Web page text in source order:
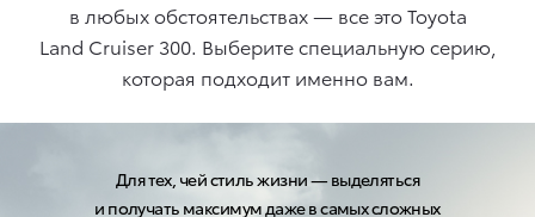
в любых обстоятельствах — все это Toyota
Land Cruiser 300. Выберите специальную серию,
которая подходит именно вам.
Для тех, чей стиль жизни — выделяться
и получать максимум даже в самых сложных